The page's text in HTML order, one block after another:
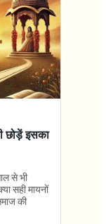
छोड़ें इसका
से भी
सही मायनों
की